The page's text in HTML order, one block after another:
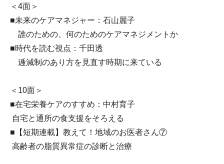
＜4面＞
■未来のケアマネジャー：石山麗子
誰のための、何のためのケアマネジメントか
■時代を読む視点：千田透
逓減制のあり方を見直す時期に来ている
＜10面＞
■在宅栄養ケアのすすめ：中村育子
自宅と通所の食支援をそろえる
■【短期連載】教えて！地域のお医者さん⑦
高齢者の脂質異常症の診断と治療